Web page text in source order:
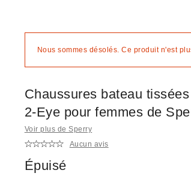
Nous sommes désolés. Ce produit n'est
Chaussures bateau
2-Eye pour femmes de
Voir plus de Sperry
Aucun avis
Épuisé